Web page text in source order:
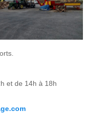
et de 14h à 18h